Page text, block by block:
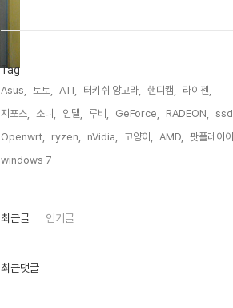
Tag
Asus, 토토, ATI, 터키쉬 앙고라, 핸디캠,
라이젠,
지포스,
소니, 인텔, 루비, GeForce, RADEON,
ssd,
Openwrt,
ryzen, nVidia, 고양이, AMD,
팟플레이어,
windows 7,
최
인
최근글 인기글
최근댓글